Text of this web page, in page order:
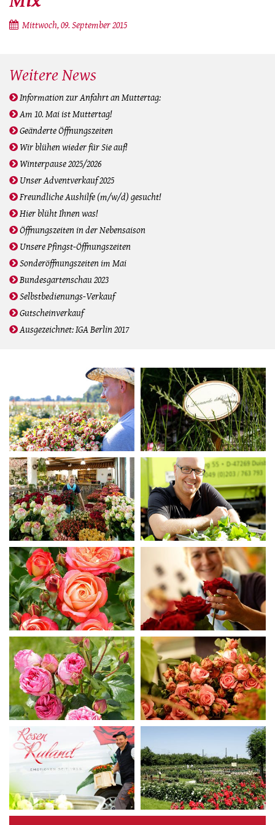
Mittwoch, 09. September 2015
Weitere News
Information zur Anfahrt an Muttertag:
Am 10. Mai ist Muttertag!
Geänderte Öffnungszeiten
Wir blühen wieder für Sie auf!
Winterpause 2025/2026
Unser Adventverkauf 2025
Freundliche Aushilfe (m/w/d) gesucht!
Hier blüht Ihnen was!
Öffnungszeiten in der Nebensaison
Unsere Pfingst-Öffnungszeiten
Sonderöffnungszeiten im Mai
Bundesgartenschau 2023
Selbstbedienungs-Verkauf
Gutscheinverkauf
Ausgezeichnet: IGA Berlin 2017